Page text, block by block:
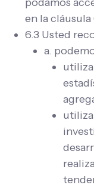
en la cláusula
6.3 Usted
a.